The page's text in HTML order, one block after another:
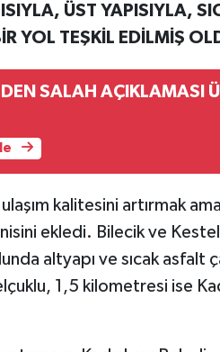
ÜST YAPISIYLA,
YOL TEŞKİL EDİLMİŞ
SALAH AÇIKLAMASI
kalitesini artırmak
ekledi. Bilecik ve
altyapı ve sıcak asfalt
1,5 kilometresi ise